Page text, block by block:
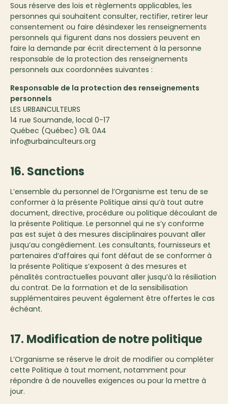
Sous réserve des lois et règlements applicables, les
personnes qui souhaitent consulter, rectifier, retirer leur
consentement ou faire désindexer les renseignements
personnels qui figurent dans nos dossiers peuvent en
faire la demande par écrit directement à la personne
responsable de la protection des renseignements
personnels aux coordonnées suivantes :
Responsable de la protection des renseignements
personnels
LES URBAINCULTEURS
14 rue Soumande, local 0-17
Québec (Québec) G1L 0A4
info@urbainculteurs.org
16. Sanctions
L’ensemble du personnel de l’Organisme est tenu de se
conformer à la présente Politique ainsi qu’à tout autre
document, directive, procédure ou politique découlant de
la présente Politique. Le personnel qui ne s’y conforme
pas est sujet à des mesures disciplinaires pouvant aller
jusqu’au congédiement. Les consultants, fournisseurs et
partenaires d’affaires qui font défaut de se conformer à
la présente Politique s’exposent à des mesures et
pénalités contractuelles pouvant aller jusqu’à la résiliation
du contrat. De la formation et de la sensibilisation
supplémentaires peuvent également être offertes le cas
échéant.
17. Modification de notre politique
L’Organisme se réserve le droit de modifier ou compléter
cette Politique à tout moment, notamment pour
répondre à de nouvelles exigences ou pour la mettre à
jour.